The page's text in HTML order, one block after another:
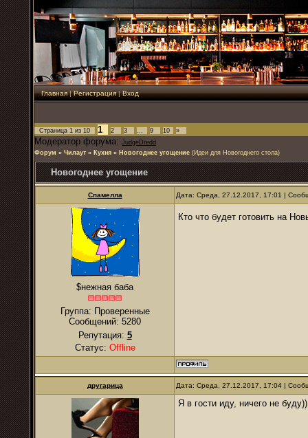
Главная|Регистрация|Вход
Страница 1 из 10 1 2 3 … 9 10 »
Модератор форума: JudgeDredd
Форум » Чилаут » Кухня » Новогоднее угощение (Идеи для Новогоднего стола)
Новогоднее угощение
Спамелла Дата: Среда, 27.12.2017, 17:01 |
$нежная баба
Группа: Проверенные
Сообщений: 5280
Репутация: 5
Статус: Offline
Кто что будет готовить на
другарица Дата: Среда, 27.12.2017, 17:04 |
Я в гости иду, ничего не буду))